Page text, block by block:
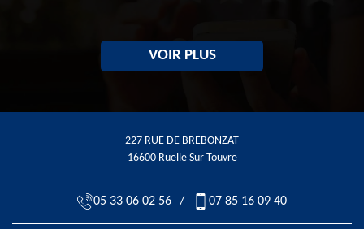
VOIR PLUS
227 RUE DE BREBONZAT
16600 Ruelle Sur Touvre
05 33 06 02 56 / 07 85 16 09 40